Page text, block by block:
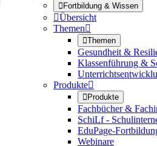
Fortbildung & Wissen
Übersicht
Themen
Themen
Gesundheit &
Klassenführung &
Produkte
Produkte
Fachbücher &
SchiLf -
EduPage-
Webinare